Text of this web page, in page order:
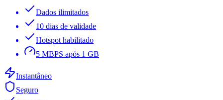
Dados ilimitados
10 dias de validade
Hotspot habilitado
5 MBPS após 1 GB
Instantâneo
Seguro